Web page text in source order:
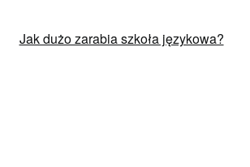
Jak dużo zarabia szkoła językowa?